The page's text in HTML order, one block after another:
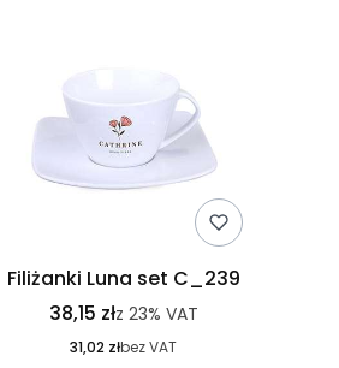
Filiżanki Luna set C_239
38,15 złz 23% VAT
31,02 złbez VAT